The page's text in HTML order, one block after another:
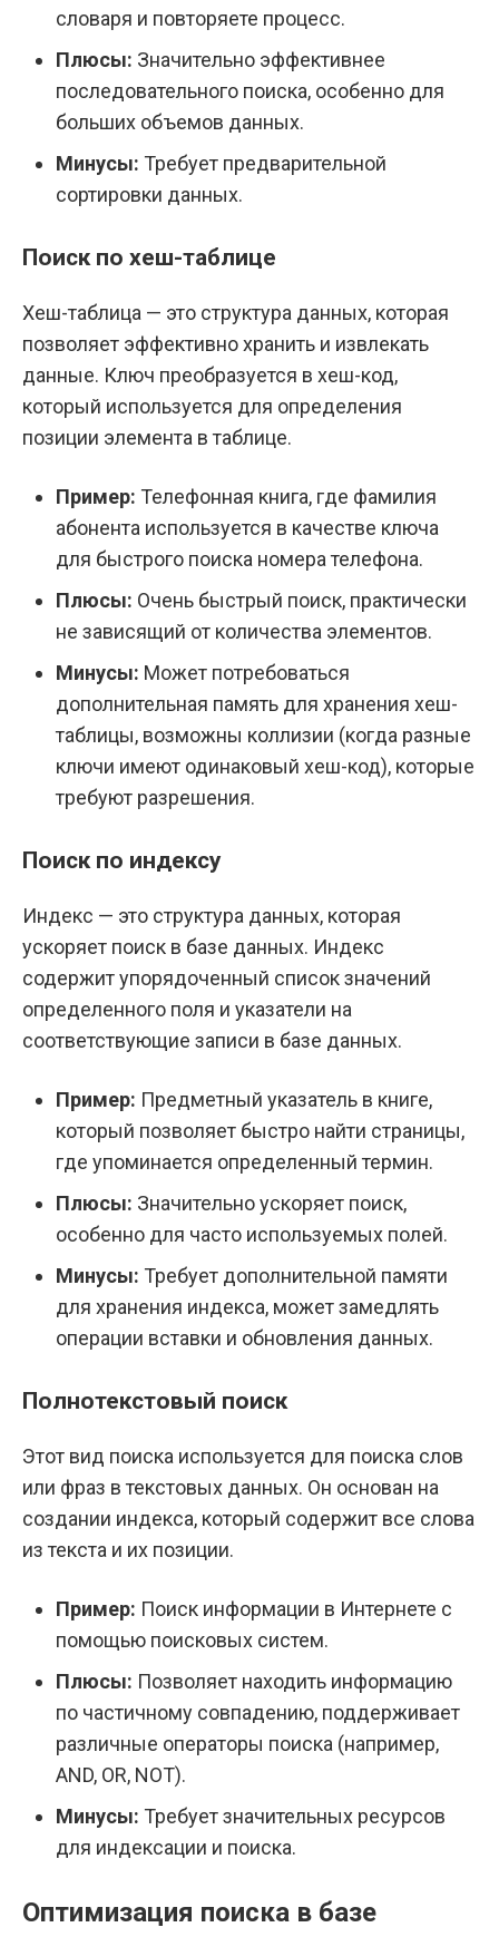
словаря и повторяете процесс.
Плюсы: Значительно эффективнее
последовательного поиска, особенно для
больших объемов данных.
Минусы: Требует предварительной
сортировки данных.
Поиск по хеш-таблице
Хеш-таблица — это структура данных, которая
позволяет эффективно хранить и извлекать
данные. Ключ преобразуется в хеш-код,
который используется для определения
позиции элемента в таблице.
Пример: Телефонная книга, где фамилия
абонента используется в качестве ключа
для быстрого поиска номера телефона.
Плюсы: Очень быстрый поиск, практически
не зависящий от количества элементов.
Минусы: Может потребоваться
дополнительная память для хранения хеш-
таблицы, возможны коллизии (когда разные
ключи имеют одинаковый хеш-код), которые
требуют разрешения.
Поиск по индексу
Индекс — это структура данных, которая
ускоряет поиск в базе данных. Индекс
содержит упорядоченный список значений
определенного поля и указатели на
соответствующие записи в базе данных.
Пример: Предметный указатель в книге,
который позволяет быстро найти страницы,
где упоминается определенный термин.
Плюсы: Значительно ускоряет поиск,
особенно для часто используемых полей.
Минусы: Требует дополнительной памяти
для хранения индекса, может замедлять
операции вставки и обновления данных.
Полнотекстовый поиск
Этот вид поиска используется для поиска слов
или фраз в текстовых данных. Он основан на
создании индекса, который содержит все слова
из текста и их позиции.
Пример: Поиск информации в Интернете с
помощью поисковых систем.
Плюсы: Позволяет находить информацию
по частичному совпадению, поддерживает
различные операторы поиска (например,
AND, OR, NOT).
Минусы: Требует значительных ресурсов
для индексации и поиска.
Оптимизация поиска в базе